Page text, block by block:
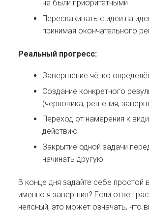
не были приоритетными
Перескакивать с идеи на
принимая окончательного
Реальный прогресс:
Завершение чётко
Создание конкретного
(черновика, решения,
Переход от намерения к
действию
Закрытие одной задачи
начинать другую
В конце дня задайте себе простой
именно я завершил? Если ответ
неясный, это может означать, что